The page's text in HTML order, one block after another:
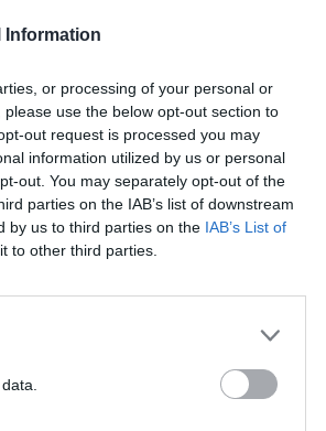
Information
or processing of your personal or
use the below opt-out section to
out request is processed you may
information utilized by us or personal
out. You may separately opt-out of the
parties on the IAB’s list of downstream
by us to third parties on the IAB’s List of
to other third parties.